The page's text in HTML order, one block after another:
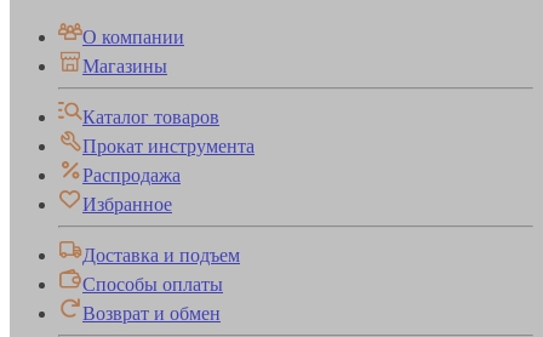
О компании
Магазины
Каталог товаров
Прокат инструмента
Распродажа
Избранное
Доставка и подъем
Способы оплаты
Возврат и обмен